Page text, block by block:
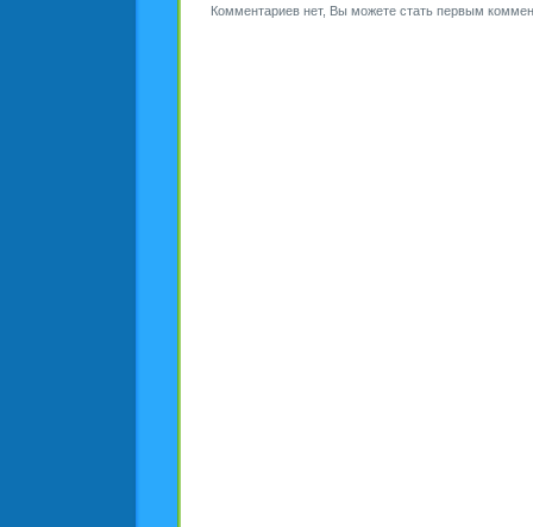
Комментариев нет, Вы можете стать первым